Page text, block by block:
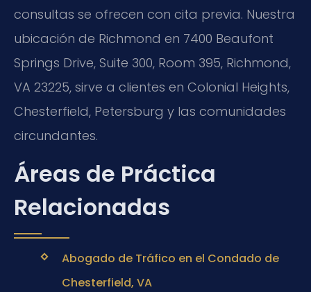
consultas se ofrecen con cita previa. Nuestra
ubicación de Richmond en 7400 Beaufont
Springs Drive, Suite 300, Room 395, Richmond,
VA 23225, sirve a clientes en Colonial Heights,
Chesterfield, Petersburg y las comunidades
circundantes.
Áreas de Práctica
Relacionadas
Abogado de Tráfico en el Condado de
Chesterfield, VA